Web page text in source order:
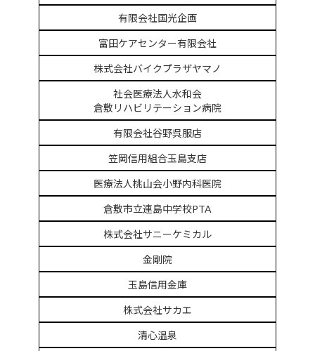
有限会社国光企画
富田ケアセンター有限会社
株式会社バイクプラザヤマノ
社会医療法人水和会
倉敷リハビリテーション病院
有限会社谷野呉服店
笠岡信用組合玉島支店
医療法人桃山会小野内科医院
倉敷市立連島中学校PTA
株式会社サニーケミカル
金剛院
玉島信用金庫
株式会社サカエ
清心温泉